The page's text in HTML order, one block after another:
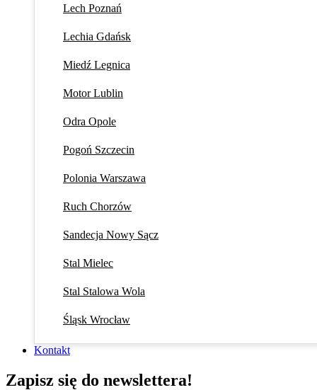
Lech Poznań
Lechia Gdańsk
Miedź Legnica
Motor Lublin
Odra Opole
Pogoń Szczecin
Polonia Warszawa
Ruch Chorzów
Sandecja Nowy Sącz
Stal Mielec
Stal Stalowa Wola
Śląsk Wrocław
Kontakt
Zapisz się do newslettera!